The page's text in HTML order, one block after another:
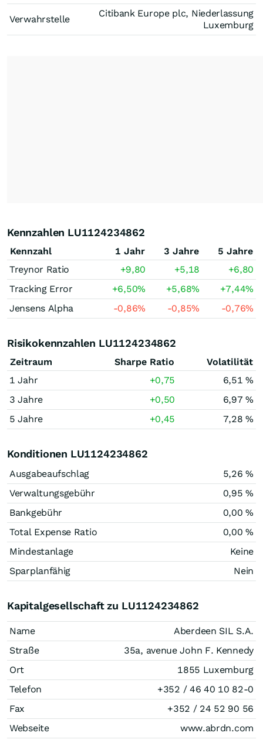
Verwahrstelle
Citibank Europe plc, Niederlassung
Luxemburg
Kennzahlen LU1124234862
Kennzahl 1 Jahr 3 Jahre
5 Jahre
Treynor Ratio
+9,80 +5,18
+6,80
Tracking Error
+6,50% +5,68% +7,44%
Jensens Alpha
-0,86% -0,85% -0,76%
Risikokennzahlen LU1124234862
Zeitraum Sharpe Ratio
Volatilität
1 Jahr
+0,75
6,51 %
3 Jahre
+0,50
6,97 %
5 Jahre
+0,45 7,28 %
Konditionen LU1124234862
Ausgabeaufschlag
5,26 %
Verwaltungsgebühr
0,95 %
Bankgebühr
0,00 %
Total Expense Ratio
0,00 %
Mindestanlage
Keine
Sparplanfähig
Nein
Kapitalgesellschaft zu LU1124234862
Name
Aberdeen SIL S.A.
Straße
35a, avenue John F. Kennedy
Ort
1855 Luxemburg
Telefon
+352 / 46 40 10 82-0
Fax
+352 / 24 52 90 56
Webseite
www.abrdn.com